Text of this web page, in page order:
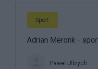
Sport
Adrian Meronk -
Pawel Ulbrych